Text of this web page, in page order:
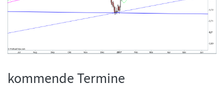
kommende Termine